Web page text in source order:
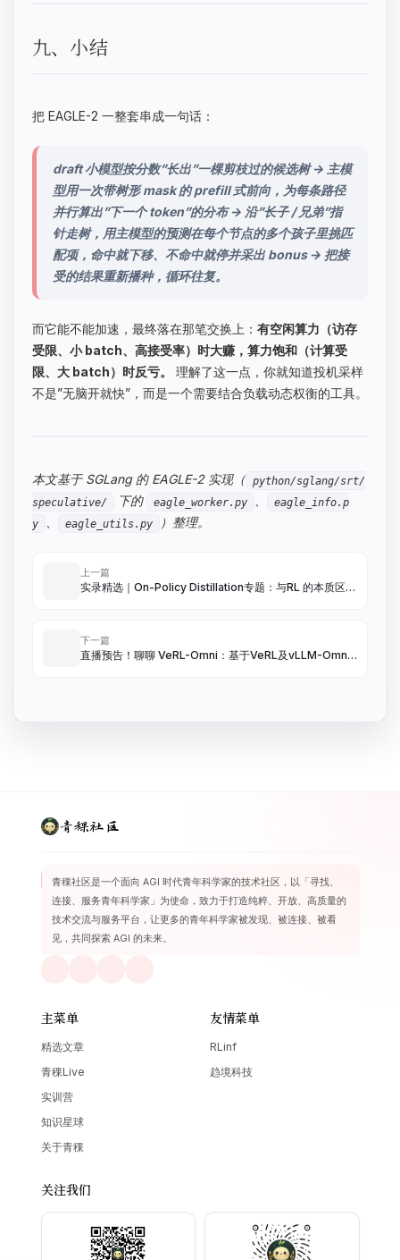
九、小结
把 EAGLE-2 一整套串成一句话：
draft 小模型按分数”长出”一棵剪枝过的候选树 → 主模
型用一次带树形 mask 的 prefill 式前向，为每条路径
并行算出”下一个 token”的分布 → 沿”长子 / 兄弟”指
针走树，用主模型的预测在每个节点的多个孩子里挑匹
配项，命中就下移、不命中就停并采出 bonus → 把接
受的结果重新播种，循环往复。
而它能不能加速，最终落在那笔交换上： 有空闲算力（访存
受限、小 batch、高接受率）时大赚，算力饱和（计算受
限、大 batch）时反亏。
理解了这一点，你就知道投机采样
不是”无脑开就快”，而是一个需要结合负载动态权衡的工具。
本文基于 SGLang 的 EAGLE-2 实现（ python/sglang/srt/
speculative/
下的 eagle_worker.py
eagle_info.p
y
eagle_utils.py ）整理。
上一篇
实录精选｜On-Policy Distillation专题：与RL 的本质区
下一篇
直播预告！聊聊 VeRL-Omni：基于VeRL及vLLM-Omni
青稞社区
青稞社区是一个面向 AGI 时代青年科学家的技术社区，以「寻找、
连接、服务青年科学家」为使命，致力于打造纯粹、开放、高质量的
技术交流与服务平台，让更多的青年科学家被发现、被连接、被看
见，共同探索 AGI 的未来。
主菜单
精选文章
青稞Live
实训营
知识星球
关于青稞
友情菜单
RLinf
趋境科技
关注我们